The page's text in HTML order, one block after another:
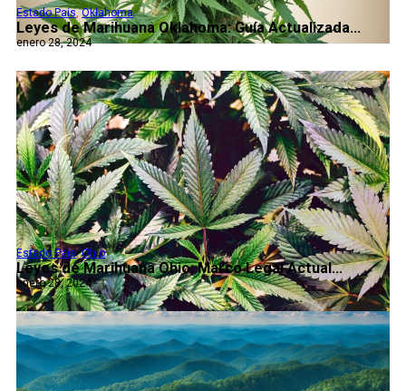
Leyes de Marihuana Oklahoma: Guía Actualizada...
Estado Pais,Oklahoma
enero 28, 2024
Leyes de Marihuana Ohio: Marco Legal Actual...
Estado Pais,Ohio
enero 28, 2024